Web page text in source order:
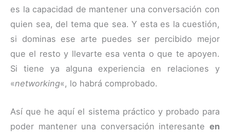
es la capacidad de mantener una conversación con
quien sea, del tema que sea. Y esta es la cuestión,
si dominas ese arte puedes ser percibido mejor
que el resto y llevarte esa venta o que te apoyen.
Si tiene ya alguna experiencia en relaciones y
«networking«, lo habrá comprobado.
Así que he aquí el sistema práctico y probado para
poder mantener una conversación interesante en